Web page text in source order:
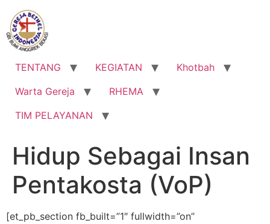
Lewati
konten
TENTANG KEGIATAN
Khotbah
Warta Gereja
RHEMA
TIM PELAYANAN
Hidup Sebagai Insan
Pentakosta (VoP)
[et_pb_section fb_built=”1″ fullwidth=”on”